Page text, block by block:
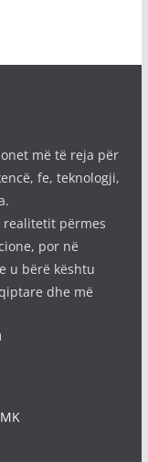
më të reja për
fe, teknologji,
realitetit përmes
por në
u bërë kështu
dhe më